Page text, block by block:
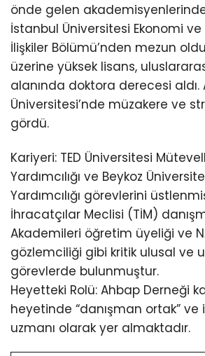
önde gelen
İstanbul Üniversitesi Ekonomi ve
İlişkiler Bölümü’nden mezun
üzerine yüksek lisans,
alanında doktora derecesi aldı.
Üniversitesi’nde müzakere ve
gördü.
Kariyeri: TED Üniversitesi
Yardımcılığı ve Beykoz
Yardımcılığı görevlerini
İhracatçılar Meclisi (TİM)
Akademileri öğretim üyeliği ve
gözlemciliği gibi kritik ulusal ve
görevlerde bulunmuştur.
Heyetteki Rolü: Ahbap Derneği
heyetinde “danışman ortak”
uzmanı olarak yer almaktadır.